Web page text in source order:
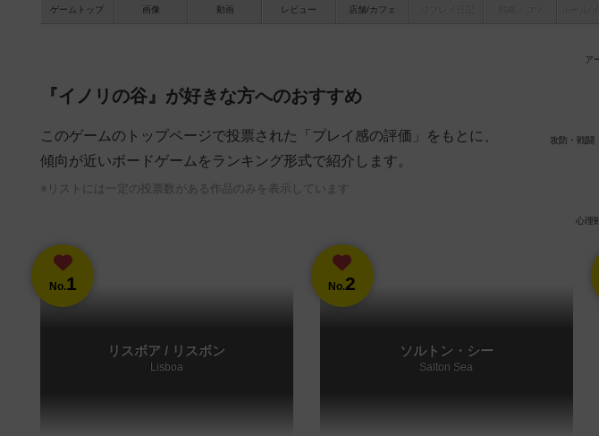
ゲーム トップ 画像 動画 レビュー 店舗/カフェ
『イノリの谷』が好きな方へのおすすめ
このゲームのトップページで投票された「プレイ感の評価」をもとに、
傾向が近いボードゲームをランキング形式で紹介します。
※リストには一定の投票数がある作品のみを表示しています
No.1
リスボア / リスボン
Lisboa
No.2
ソルトン・シー
Salton Sea